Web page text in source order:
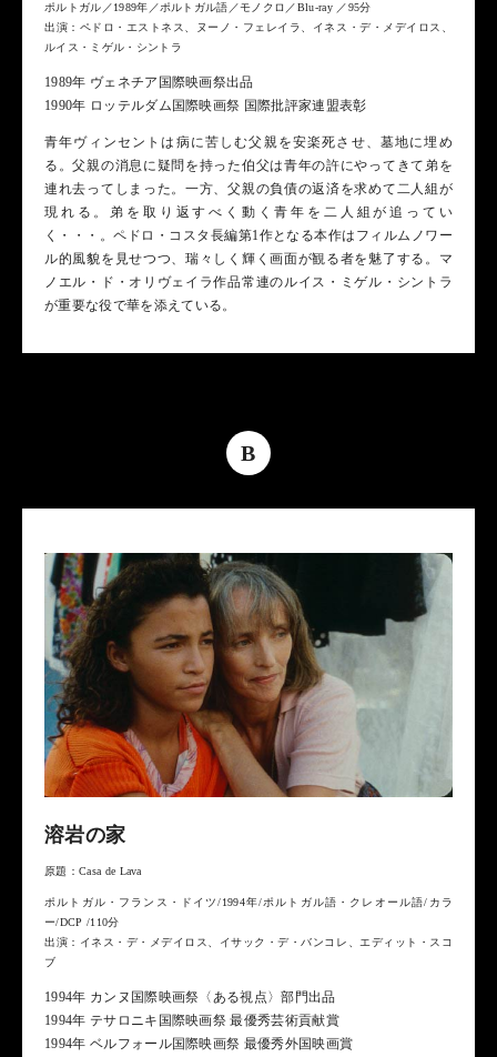
ポルトガル／1989年／ポルトガル語／モノクロ／Blu-ray ／95分
出演：ペドロ・エストネス、ヌーノ・フェレイラ、イネス・デ・メデイロス、
ルイス・ミゲル・シントラ
1989年 ヴェネチア国際映画祭出品
1990年 ロッテルダム国際映画祭 国際批評家連盟表彰
青年ヴィンセントは病に苦しむ父親を安楽死させ、墓地に埋め
る。父親の消息に疑問を持った伯父は青年の許にやってきて弟を
連れ去ってしまった。一方、父親の負債の返済を求めて二人組が
現れる。弟を取り返すべく動く青年を二人組が追ってい
く・・・。ペドロ・コスタ長編第1作となる本作はフィルムノワー
ル的風貌を見せつつ、瑞々しく輝く画面が観る者を魅了する。マ
ノエル・ド・オリヴェイラ作品常連のルイス・ミゲル・シントラ
が重要な役で華を添えている。
B
溶岩の家
原題：Casa de Lava
ポルトガル・フランス・ドイツ/1994年/ポルトガル語・クレオール語/カラ
ー/DCP /110分
出演：イネス・デ・メデイロス、イサック・デ・バンコレ、エディット・スコ
ブ
1994年 カンヌ国際映画祭〈ある視点〉部門出品
1994年 テサロニキ国際映画祭 最優秀芸術貢献賞
1994年 ベルフォール国際映画祭 最優秀外国映画賞